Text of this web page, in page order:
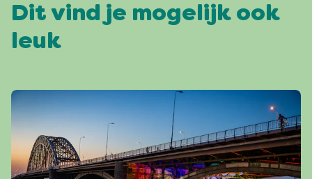
Dit vind je mogelijk ook
leuk